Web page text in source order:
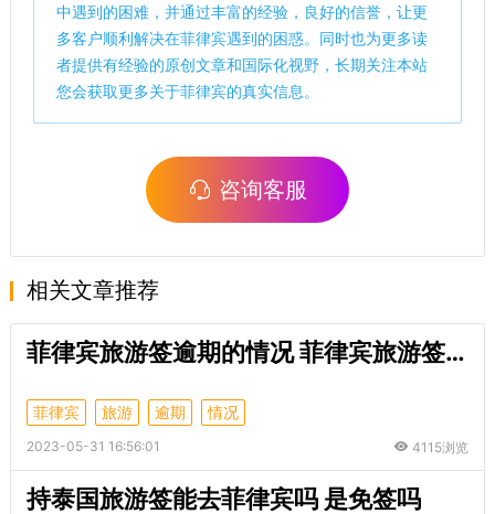
中遇到的困难，并通过丰富的经验，良好的信誉，让更
多客户顺利解决在菲律宾遇到的困惑。同时也为更多读
者提供有经验的原创文章和国际化视野，长期关注本站
您会获取更多关于菲律宾的真实信息。
咨询客服
相关文章推荐
菲律宾旅游签逾期的情况 菲律宾旅游签逾期怎么处理
菲律宾 旅游 逾期 情况
2023-05-31 16:56:01 4115浏览
持泰国旅游签能去菲律宾吗 是免签吗